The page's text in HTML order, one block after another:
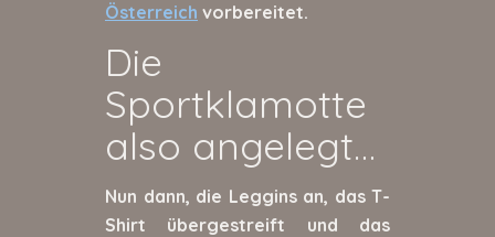
Österreich vorbereitet.
Die
Sportklamotte
also angelegt…
Nun dann, die Leggins an, das T-
Shirt übergestreift und das